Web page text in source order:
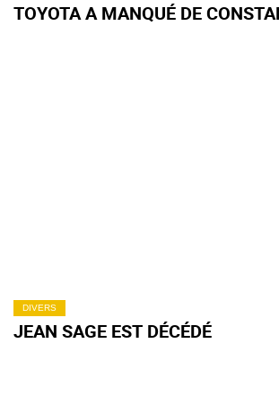
TOYOTA A MANQUÉ DE
DIVERS
JEAN SAGE EST DÉCÉDÉ